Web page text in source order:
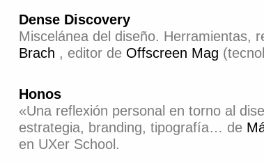
Dense Discovery
Miscelánea del diseño. Herramientas,
Brach , editor de Offscreen Mag
Honos
«Una reflexión personal en torno al
estrategia, branding, tipografía… de
en UXer School.